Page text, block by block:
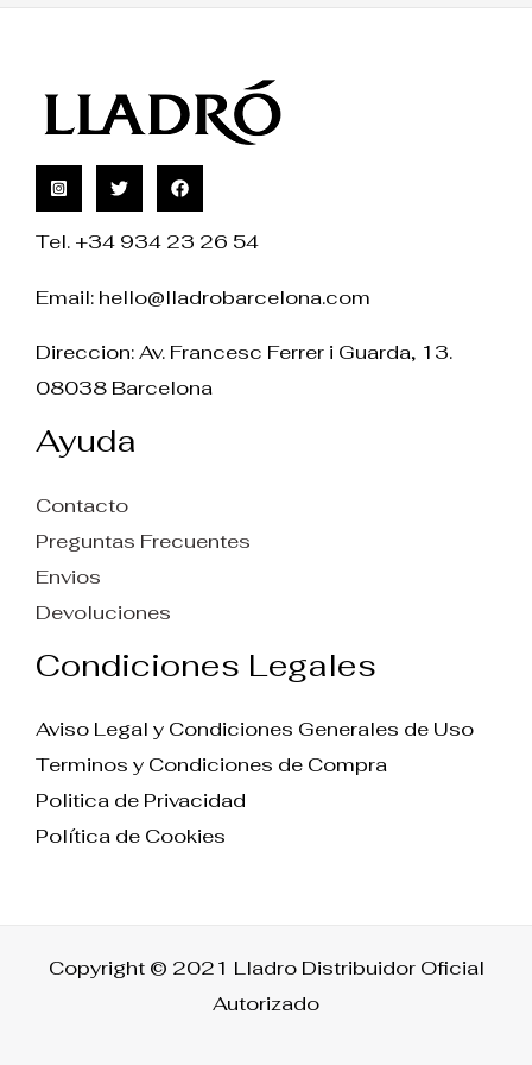
Tel. +34 934 23 26 54
Email: hello@lladrobarcelona.com
Direccion: Av. Francesc Ferrer i Guarda, 13.
08038 Barcelona
Ayuda
Contacto
Preguntas Frecuentes
Envios
Devoluciones
Condiciones Legales
Aviso Legal y Condiciones Generales de Uso
Terminos y Condiciones de Compra
Politica de Privacidad
Política de Cookies
Copyright © 2021 Lladro Distribuidor Oficial
Autorizado